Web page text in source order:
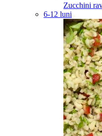
Zucchini
6-12 luni